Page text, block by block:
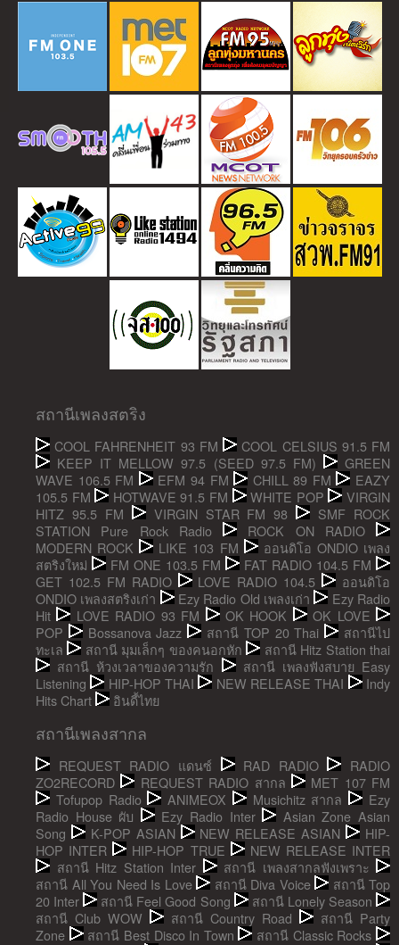
สถานีเพลงสตริง
COOL FAHRENHEIT 93 FM
COOL CELSIUS 91.5 FM
KEEP IT MELLOW 97.5 (SEED 97.5 FM)
GREEN
WAVE 106.5 FM
EFM 94 FM CHILL 89 FM
EAZY
105.5 FM
HOTWAVE 91.5 FM WHITE POP
VIRGIN
HITZ 95.5 FM
VIRGIN STAR FM 98
SMF ROCK
STATION Pure Rock Radio
ROCK ON RADIO
MODERN ROCK
LIKE 103 FM
ออนดิโอ ONDIO เพลง
สตริงใหม่
FM ONE 103.5 FM
FAT RADIO 104.5 FM
GET 102.5 FM RADIO
LOVE RADIO 104.5
ออนดิโอ
ONDIO เพลงสตริงเก่า
Ezy Radio Old เพลงเก่า
Ezy Radio
Hit
LOVE RADIO 93 FM OK HOOK
OK LOVE
POP
Bossanova Jazz สถานี TOP 20 Thai
สถานีไป
ทะเล
สถานี มุมเล็กๆ ของคนอกหัก
สถานี Hitz Station thai
สถานี ห้วงเวลาของความรัก
สถานี เพลงฟังสบาย Easy
Listening
HIP-HOP THAI NEW RELEASE THAI
Indy
Hits Chart
อินดี้ไทย
สถานีเพลงสากล
REQUEST RADIO แดนซ์ RAD RADIO
RADIO
ZO2RECORD
REQUEST RADIO สากล
MET 107 FM
Tofupop Radio
ANIMEOX Musichitz สากล
Ezy
Radio House ผับ
Ezy Radio Inter
Asian Zone Asian
Song
K-POP ASIAN NEW RELEASE ASIAN
HIP-
HOP INTER
HIP-HOP TRUE
NEW RELEASE INTER
สถานี Hitz Station Inter
สถานี เพลงสากลฟังเพราะ
สถานี All You Need Is Love
สถานี Diva Voice
สถานี Top
20 Inter
สถานี Feel Good Song
สถานี Lonely Season
สถานี Club WOW
สถานี Country Road
สถานี Party
Zone
สถานี Best Disco In Town
สถานี Classic Rocks